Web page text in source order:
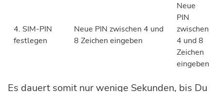
4. SIM-PIN
festlegen
Neue PIN zwischen 4 und
8 Zeichen eingeben
Neue
PIN
zwischen
4 und 8
Zeichen
eingeben
Es dauert somit nur wenige Sekunden, bis Du